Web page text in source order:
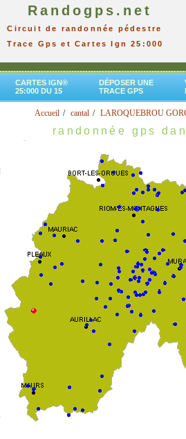
Randogps.net
Circuit de randonnée pédestre
Trace Gps et Cartes Ign 25:000
CARTES IGN®
25:000 DU 15
DÉPOSER UNE
TRACE GPS
Accueil cantal LAROQUEBROU
randonnée gps